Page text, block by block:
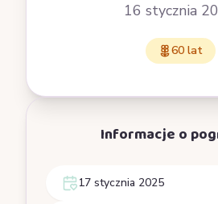
16 stycznia
60 lat
Informacje o
17 stycznia 2025